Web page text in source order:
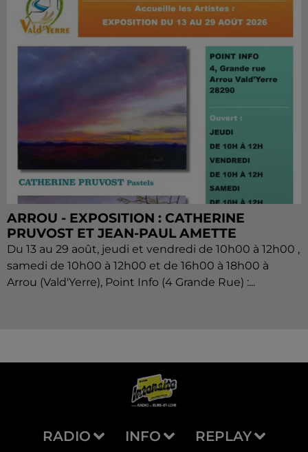
ARROU - EXPOSITION : CATHERINE
PRUVOST ET JEAN-PAUL AMETTE
Du 13 au 29 août, jeudi et vendredi de 10h00 à 12h00 ,
samedi de 10h00 à 12h00 et de 16h00 à 18h00 à
Arrou (Vald'Yerre), Point Info (4 Grande Rue) :...
RADIO INFO REPLAY